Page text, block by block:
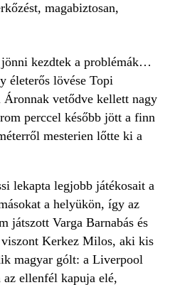
magabiztosan,
kezdtek a problémák…
életerős lövése Topi
vetődve kellett nagy
perccel később jött a finn
mesterien lőtte ki a
lekapta legjobb játékosait a
a helyükön, így az
játszott Varga Barnabás és
Kerkez Milos, aki kis
magyar gólt: a Liverpool
ellenfél kapuja elé,